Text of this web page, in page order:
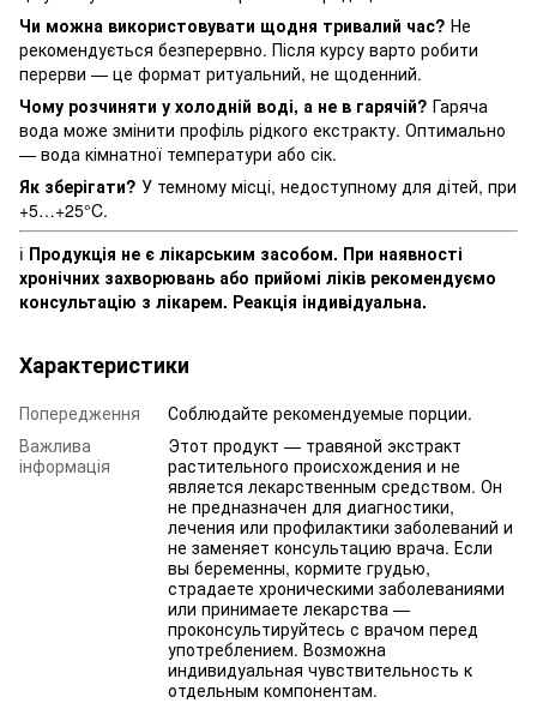
Чи можна використовувати щодня тривалий час? Не
рекомендується безперервно. Після курсу варто робити
перерви — це формат ритуальний, не щоденний.
Чому розчиняти у холодній воді, а не в гарячій? Гаряча
вода може змінити профіль рідкого екстракту. Оптимально
— вода кімнатної температури або сік.
Як зберігати? У темному місці, недоступному для дітей, при
+5…+25°C.
ℹ️ Продукція не є лікарським засобом. При наявності
хронічних захворювань або прийомі ліків рекомендуємо
консультацію з лікарем. Реакція індивідуальна.
Характеристики
Попередження
Соблюдайте рекомендуемые порции.
Важлива
інформація
Этот продукт — травяной экстракт
растительного происхождения и не
является лекарственным средством. Он
не предназначен для диагностики,
лечения или профилактики заболеваний и
не заменяет консультацию врача. Если
вы беременны, кормите грудью,
страдаете хроническими заболеваниями
или принимаете лекарства —
проконсультируйтесь с врачом перед
употреблением. Возможна
индивидуальная чувствительность к
отдельным компонентам.